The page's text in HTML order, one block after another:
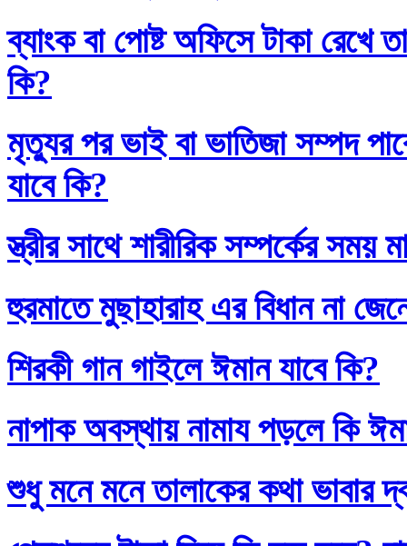
ব্যাংক বা পোষ্ট অফিসে টাকা রেখে
কি?
মৃত্যুর পর ভাই বা ভাতিজা সম্পদ
যাবে কি?
স্ত্রীর সাথে শারীরিক সম্পর্কের
হুরমাতে মুছাহারাহ এর বিধান না
শিরকী গান গাইলে ঈমান যাবে কি?
নাপাক অবস্থায় নামায পড়লে কি
শুধু মনে মনে তালাকের কথা ভাবার